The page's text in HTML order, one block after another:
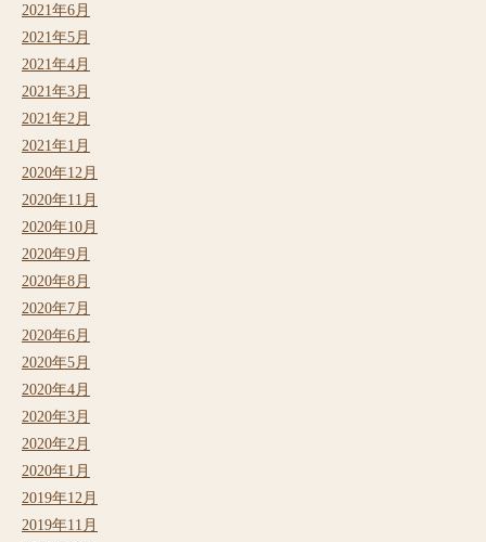
2021年6月
2021年5月
2021年4月
2021年3月
2021年2月
2021年1月
2020年12月
2020年11月
2020年10月
2020年9月
2020年8月
2020年7月
2020年6月
2020年5月
2020年4月
2020年3月
2020年2月
2020年1月
2019年12月
2019年11月